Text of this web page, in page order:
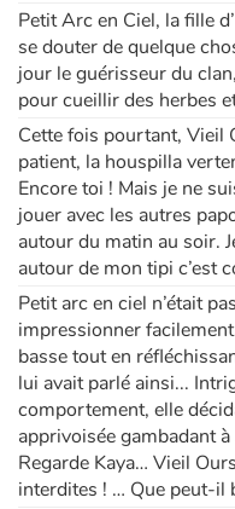
Petit Arc en Ciel, la fille
se douter de quelque
jour le guérisseur du
pour cueillir des herbes
Cette fois pourtant, Vieil
patient, la houspilla
Encore toi ! Mais je ne
jouer avec les autres
autour du matin au soir.
autour de mon tipi c’est
Petit arc en ciel n’était
impressionner
basse tout en
lui avait parlé ainsi...
comportement, elle
apprivoisée gambadant
Regarde Kaya… Vieil
interdites ! … Que peut-il